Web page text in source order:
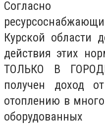
Согласно
Курской области
действия этих
ТОЛЬКО В
получен доход
отоплению в